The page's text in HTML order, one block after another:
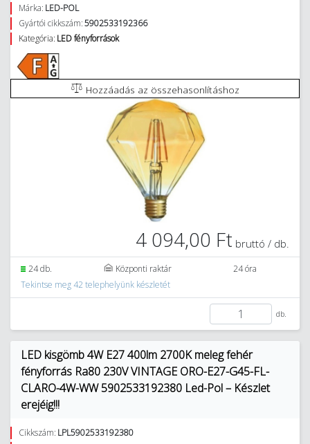
Márka: LED-POL
Gyártói cikkszám:5902533192366
Kategória: LED fényforrások
Hozzáadás az összehasonlításhoz
4 094,00 Ft bruttó / db.
24 db. Központi raktár
24 óra
Tekintse meg 42 telephelyünk készletét
db.
LED kisgömb 4W E27 400lm 2700K meleg fehér
fényforrás Ra80 230V VINTAGE ORO-E27-G45-FL-
CLARO-4W-WW 5902533192380 Led-Pol – Készlet
erejéig!!!
Cikkszám: LPL5902533192380